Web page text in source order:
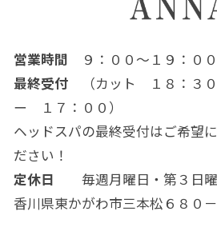
営業時間 ９：００～１９：００
最終受付（カット １８：３０
ー １７：００）
ヘッドスパの最終受付はご希望
ださい！
定休日 毎週月曜日・第３日
香川県東かがわ市三本松６８０